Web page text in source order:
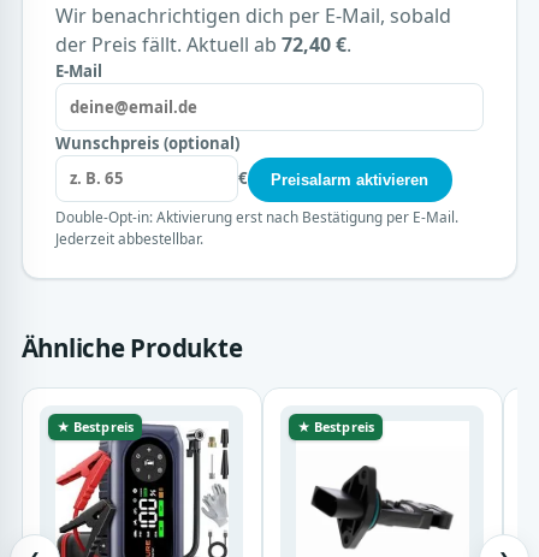
Wir benachrichtigen dich per E-Mail, sobald
der Preis fällt. Aktuell ab 72,40 €.
E-Mail
Wunschpreis (optional)
€
Preisalarm aktivieren
Double-Opt-in: Aktivierung erst nach Bestätigung per E-Mail.
Jederzeit abbestellbar.
Ähnliche Produkte
★ Bestpreis ★ Bestpreis